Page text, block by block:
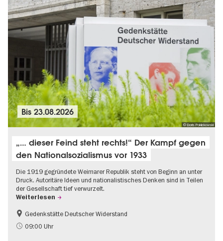
© Doris Poklekowski
Bis23.08.2026
„… dieser Feind steht rechts!“ Der Kampf gegen
den Nationalsozialismus vor 1933
Die 1919 gegründete Weimarer Republik steht von Beginn an unter
Druck. Autoritäre Ideen und nationalistisches Denken sind in Teilen
der Gesellschaft tief verwurzelt.
Weiterlesen
Gratis
NS-Geschichte
Gedenkstätte Deutscher Widerstand
09:00 Uhr